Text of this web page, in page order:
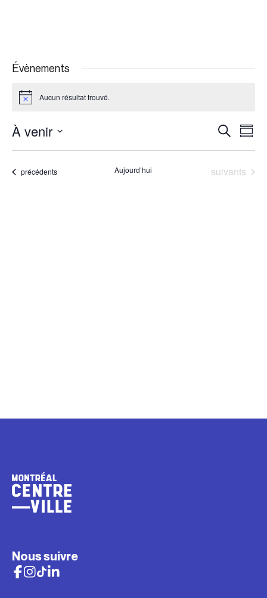
Évènements
Notice Aucun résultat trouvé.
Recherche
de
Recherche
À venir
Sélectionnez
date
Évènements
précédents Aujourd’hui Évènements
suivants
Nous suivre